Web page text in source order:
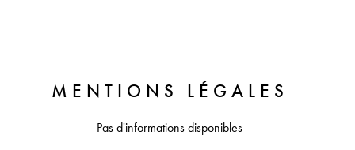
MENTIONS LÉGALES
Pas d'informations disponibles